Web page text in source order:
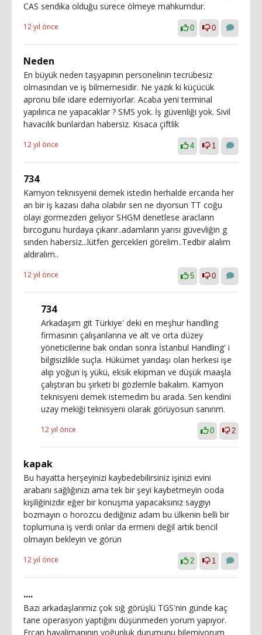
CAS sendika olduğu sürece ölmeye mahkumdur.
12 yıl önce 0 0
Neden
En büyük neden taşyapının personelinin tecrübesiz
olmasından ve iş bilmemesidir. Ne yazık ki küçücük
apronu bile idare edemiyorlar. Acaba yeni terminal
yapılınca ne yapacaklar ? SMS yok. İş güvenliği yok. Sivil
havacılık bunlardan habersiz. Kısaca çiftlik
12 yıl önce 4 1
734
Kamyon teknısyenii demek istedin herhalde ercanda her
an bir iş kazası daha olabılır sen ne dıyorsun TT coğu
olayı gormezden gelıyor SHGM denetlese aracların
bırcogunu hurdaya çıkarır..adamların yarısı güvevliğin g
sınden habersiz...lütfen gercekleri görelim..Tedbir alalım
aldıralım..
12 yıl önce 5 0
734
Arkadaşım git Türkiye' deki en meşhur handling
firmasının çalışanlarına ve alt ve orta düzey
yöneticilerine bak ondan sonra İstanbul Handling' i
bilgisizlikle suçla. Hükümet yandaşı olan herkesi işe
alıp yoğun iş yükü, eksik ekipman ve düşük maaşla
çalıştıran bu şirketi bi gözlemle bakalım. Kamyon
teknisyeni demek istemedim bu arada. Sen kendini
uzay mekiği teknisyeni olarak görüyosun sanırım.
12 yıl önce 0 2
kapak
Bu hayatta herşeyinizi kaybedebilirsiniz işinizi evini
arabanı sağlığınızı ama tek bir şeyi kaybetmeyin ooda
kişiliğinizdir eğer bir konuşma yapacaksınız saygıyı
bozmayın o horozcu dediğiniz adam bu ülkenin belli bir
toplumuna iş verdi onlar da ermeni değil artık bencil
olmayın bekleyin ve görün
12 yıl önce 2 1
....
Bazı arkadaşlarımız çok sığ görüşlü TGS'nin günde kaç
tane operasyon yaptığını düşünmeden yorum yapıyor.
Ercan havalimanının yoğunluk durumunu bilemiyorum